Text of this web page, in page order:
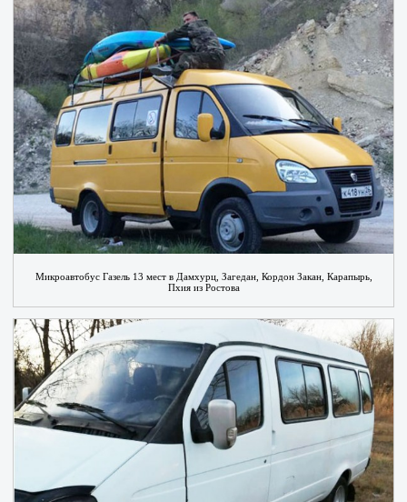
Микроавтобус Газель 13 мест в Дамхурц, Загедан, Кордон Закан, Карапырь,
Пхия из Ростова